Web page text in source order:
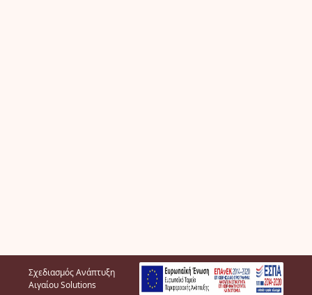
Σχεδιασμός Ανάπτυξη
Αιγαίου Solutions